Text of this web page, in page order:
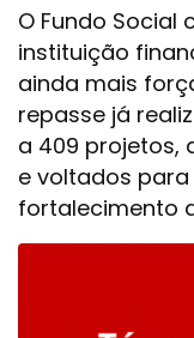
O Fundo Social
instituição
ainda mais
repasse já
a 409 projetos,
e voltados
fortalecimento